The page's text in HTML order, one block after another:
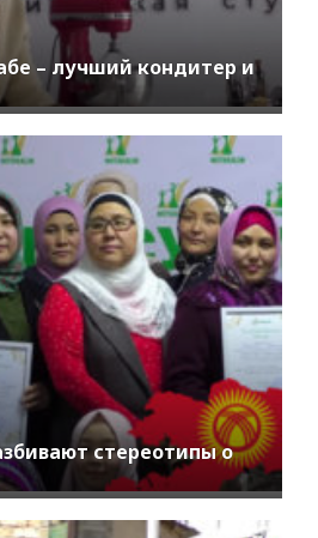
– лучший кондитер и
стереотипы о